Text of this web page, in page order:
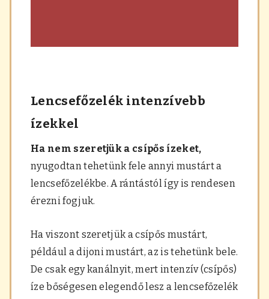
Lencsefőzelék intenzívebb
ízekkel
Ha nem szeretjük a csípős ízeket,
nyugodtan tehetünk fele annyi mustárt a
lencsefőzelékbe. A rántástól így is rendesen
érezni fogjuk.
Ha viszont szeretjük a csípős mustárt,
például a dijoni mustárt, az is tehetünk bele.
De csak egy kanálnyit, mert intenzív (csípős)
íze bőségesen elegendő lesz a lencsefőzelék